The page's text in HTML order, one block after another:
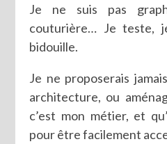
Je ne suis pas
couturière… Je teste,
bidouille.
Je ne proposerais
architecture, ou
c’est mon métier, et
pour être facilement